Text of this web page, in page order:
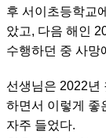
후 서이초등학교
았고, 다음 해인
수행하던 중 사망
선생님은 2022년
하면서 이렇게 좋
자주 들었다.